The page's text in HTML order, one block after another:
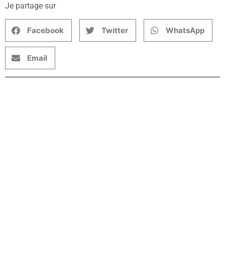
Je partage sur
Facebook Twitter WhatsApp
Email